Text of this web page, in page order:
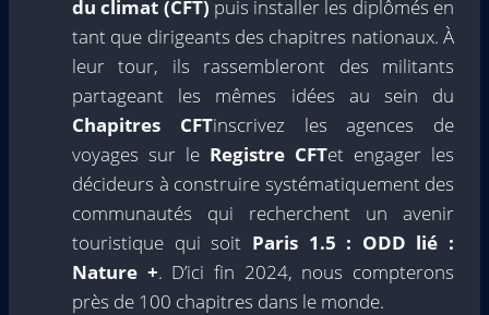
du climat (CFT) puis installer les diplômés en
tant que dirigeants des chapitres nationaux. À
leur tour, ils rassembleront des militants
partageant les mêmes idées au sein du
Chapitres CFTinscrivez les agences de
voyages sur le Registre CFTet engager les
décideurs à construire systématiquement des
communautés qui recherchent un avenir
touristique qui soit Paris 1.5 : ODD lié :
Nature +. D’ici fin 2024, nous compterons
près de 100 chapitres dans le monde.